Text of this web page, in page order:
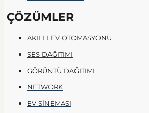
ÇÖZÜMLER
AKILLI EV OTOMASYONU
SES DAĞITIMI
GÖRÜNTÜ DAĞITIMI
NETWORK
EV SİNEMASI